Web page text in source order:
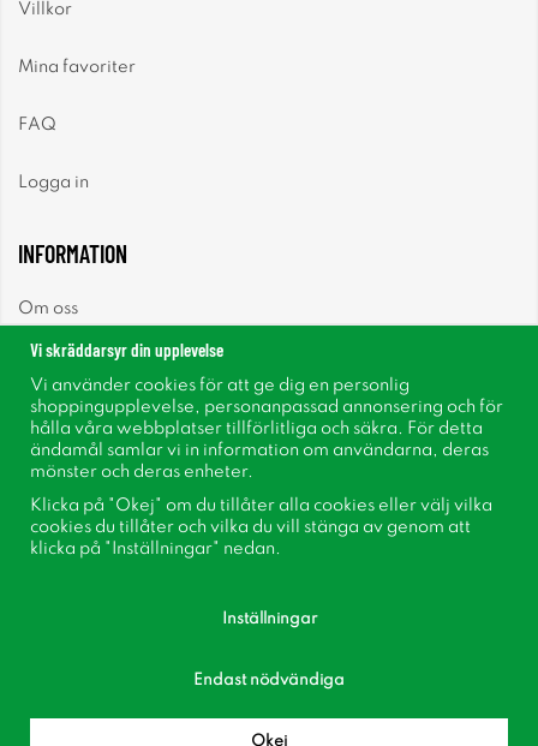
Villkor
Mina favoriter
FAQ
Logga in
INFORMATION
Om oss
Nyhetsbrev
Om cookies
Inspiration
Bli medlem i vår kundklubb!
Vi skräddarsyr din upplevelse
Vi använder cookies för att ge dig en personlig
shoppingupplevelse, personanpassad annonsering och för
hålla våra webbplatser tillförlitliga och säkra. För detta
ändamål samlar vi in information om användarna, deras
mönster och deras enheter.
Klicka på "Okej" om du tillåter alla cookies eller välj vilka
cookies du tillåter och vilka du vill stänga av genom att
klicka på "Inställningar" nedan.
Inställningar
Endast nödvändiga
Okej